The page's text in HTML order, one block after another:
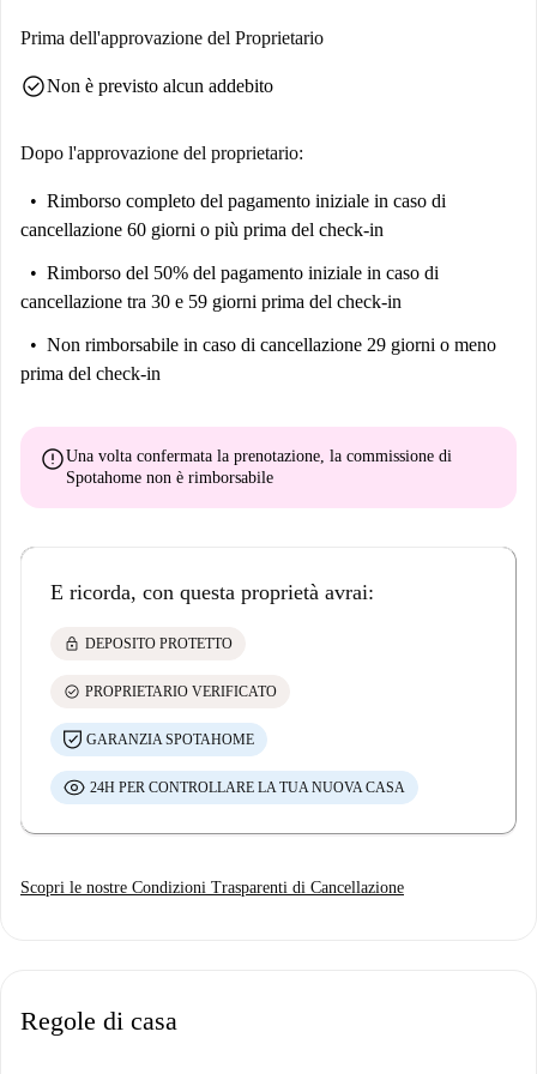
è raggiungibile in pochi passi. Nelle vicinanze sono disponibili diversi
El Rincón. Anche attrazioni di rilievo come Act Gr sono raggiungibili a
Prima dell'approvazione del Proprietario
check_circleNon è previsto alcun addebito
Dopo l'approvazione del proprietario:
Rimborso completo del pagamento iniziale in caso di
cancellazione 60 giorni o più prima del check-in
Rimborso del 50% del pagamento iniziale in caso di
cancellazione tra 30 e 59 giorni prima del check-in
Non rimborsabile in caso di cancellazione 29 giorni o meno
prima del check-in
errorUna volta confermata la prenotazione, la commissione di
Spotahome non è rimborsabile
E ricorda, con questa proprietà avrai:
lock DEPOSITO PROTETTO
check_circle PROPRIETARIO VERIFICATO
GARANZIA SPOTAHOME
24H PER CONTROLLARE LA TUA NUOVA CASA
Scopri le nostre Condizioni Trasparenti di Cancellazione
Regole di casa